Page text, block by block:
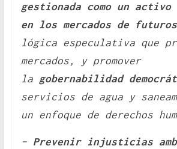
gestionada como un
en los mercados de futuros
lógica especulativa que
mercados, y promover
la gobernabilidad
servicios de agua y
un enfoque de derechos
– Prevenir injusticias